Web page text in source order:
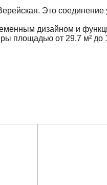
Это
дизайном и
площадью от 29.7 м² до